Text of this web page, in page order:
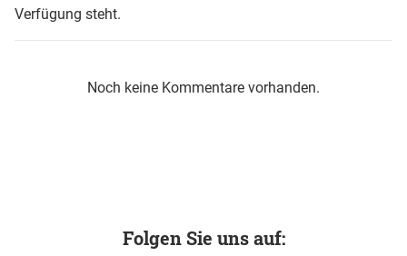
Verfügung steht.
Noch keine Kommentare vorhanden.
Folgen Sie uns auf: